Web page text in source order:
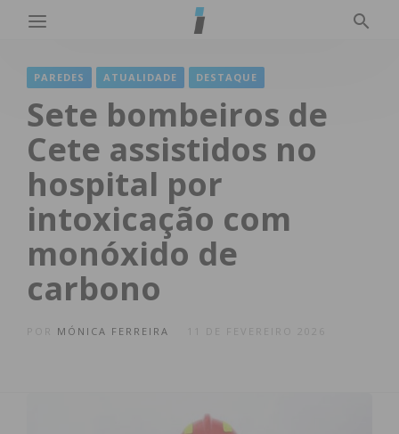
PAREDES ATUALIDADE DESTAQUE
Sete bombeiros de
Cete assistidos no
hospital por
intoxicação com
monóxido de
carbono
MÓNICA FERREIRA